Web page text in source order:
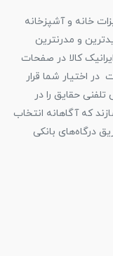
خانه و آشپزخانه
و مدرنترین
کالا در صفحات
اختیار شما قرار
حقایق را در
که آگاهانه انتخاب
درگاه‌های بانکی